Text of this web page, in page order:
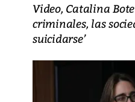
Video, Catalina
criminales, las
suicidarse’